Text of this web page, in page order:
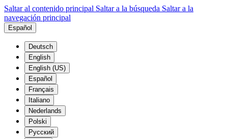
Saltar al contenido principal Saltar a la búsqueda Saltar a la
navegación principal
Español
Deutsch
English
English (US)
Español
Français
Italiano
Nederlands
Polski
Русский